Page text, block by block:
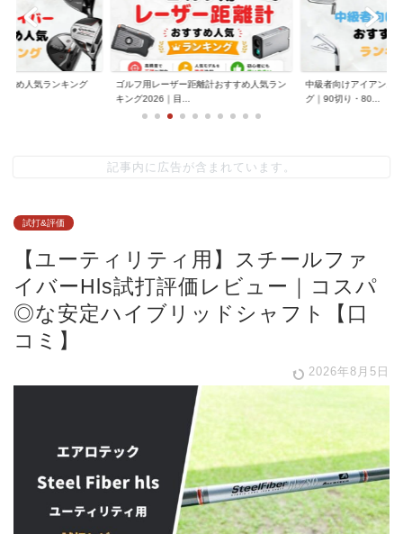
すめ人気ランキング
ゴルフ用レーザー距離計おすすめ人気ラン
キング2026｜目...
中級者向けアイアンお
グ｜90切り・80...
記事内に広告が含まれています。
試打&評価
【ユーティリティ用】スチールファ
イバーHls試打評価レビュー｜コスパ
◎な安定ハイブリッドシャフト【口
コミ】
2026年8月5日